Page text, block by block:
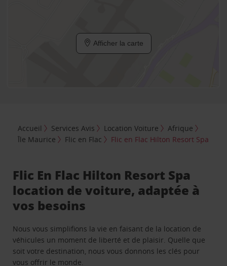
Afficher la carte
Accueil Services Avis Location Voiture
Afrique
Île Maurice
Flic en Flac Flic en Flac Hilton Resort Spa
Flic En Flac Hilton Resort Spa
location de voiture, adaptée à
vos besoins
Nous vous simplifions la vie en faisant de la location de
véhicules un moment de liberté et de plaisir. Quelle que
soit votre destination, nous vous donnons les clés pour
vous offrir le monde.